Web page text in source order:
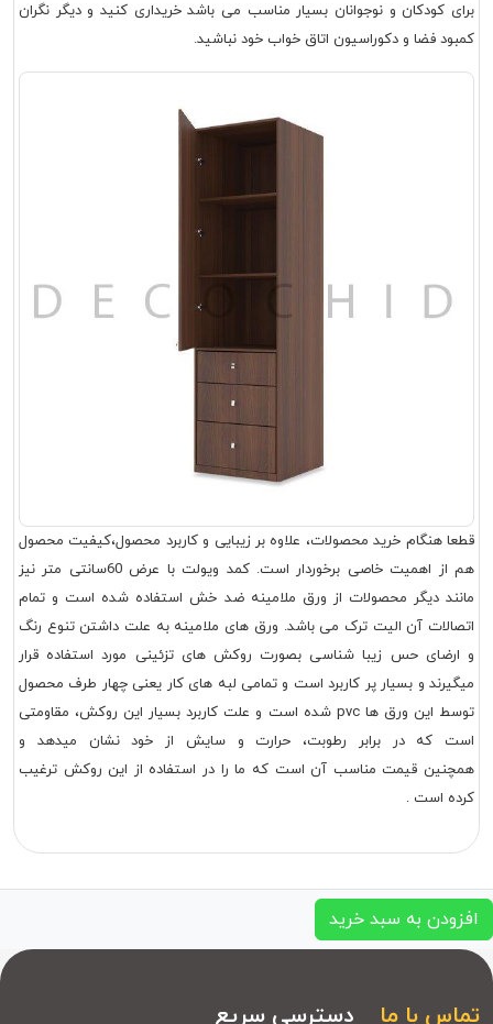
برای کودکان و نوجوانان بسیار مناسب می باشد خریداری کنید و دیگر نگران
کمبود فضا و دکوراسیون اتاق خواب خود نباشید.
قطعا هنگام خرید محصولات، علاوه بر زیبایی و کاربرد محصول،کیفیت محصول
هم از اهمیت خاصی برخوردار است. کمد ویولت با عرض 60سانتی متر نیز
مانند دیگر محصولات از ورق ملامینه ضد خش استفاده شده است و تمام
اتصالات آن الیت ترک می باشد. ورق های ملامینه به علت داشتن تنوع رنگ
و ارضای حس زیبا شناسی بصورت روکش های تزئینی مورد استفاده قرار
میگیرند و بسیار پر کاربرد است و تمامی لبه های کار یعنی چهار طرف محصول
توسط این ورق ها pvc شده است و علت کاربرد بسیار این روکش، مقاومتی
است که در برابر رطوبت، حرارت و سایش از خود نشان میدهد و
همچنین قیمت مناسب آن است که ما را در استفاده از این روکش ترغیب
کرده است .
افزودن به سبد خرید
تماس با ما دسترسی سریع